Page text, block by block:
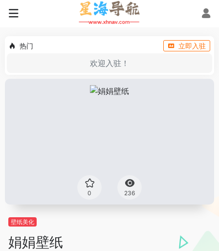
热门 立即入驻
欢迎入驻！
0 236
壁纸美化
娟娟壁纸